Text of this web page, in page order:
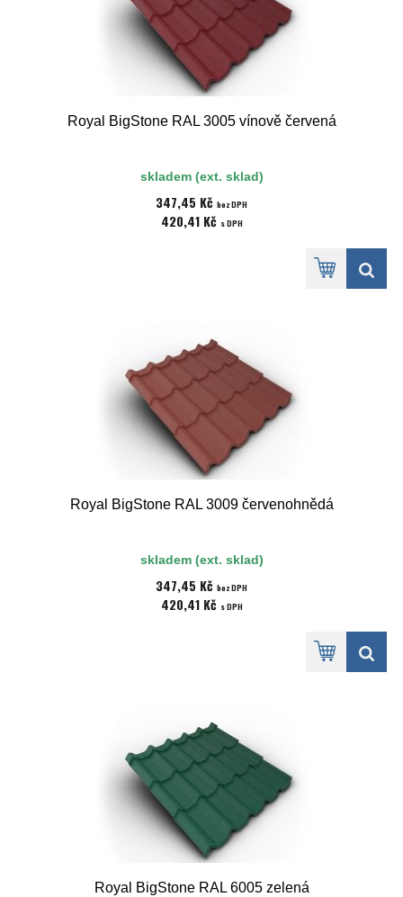
Royal BigStone RAL 3005 vínově červená
skladem (ext. sklad)
347,45 Kč bez DPH
420,41 Kč s DPH
Royal BigStone RAL 3009 červenohnědá
skladem (ext. sklad)
347,45 Kč bez DPH
420,41 Kč s DPH
Royal BigStone RAL 6005 zelená